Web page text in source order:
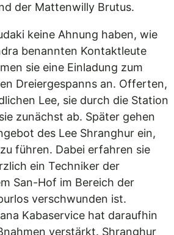
der Mattenwilly Brutus.
keine Ahnung haben, wie
benannten Kontaktleute
sie eine Einladung zum
Dreiergespanns an. Offerten,
Lee, sie durch die Station
zunächst ab. Später gehen
des Lee Shranghur ein,
führen. Dabei erfahren sie
ein Techniker der
San-Hof im Bereich der
verschwunden ist.
Kabaservice hat daraufhin
verstärkt. Shranghur